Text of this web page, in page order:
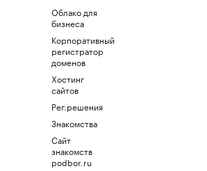
Облако для
бизнеса
Корпоративный
регистратор
доменов
Хостинг
сайтов
Рег.решения
Знакомства
Сайт
знакомств
podbor.ru